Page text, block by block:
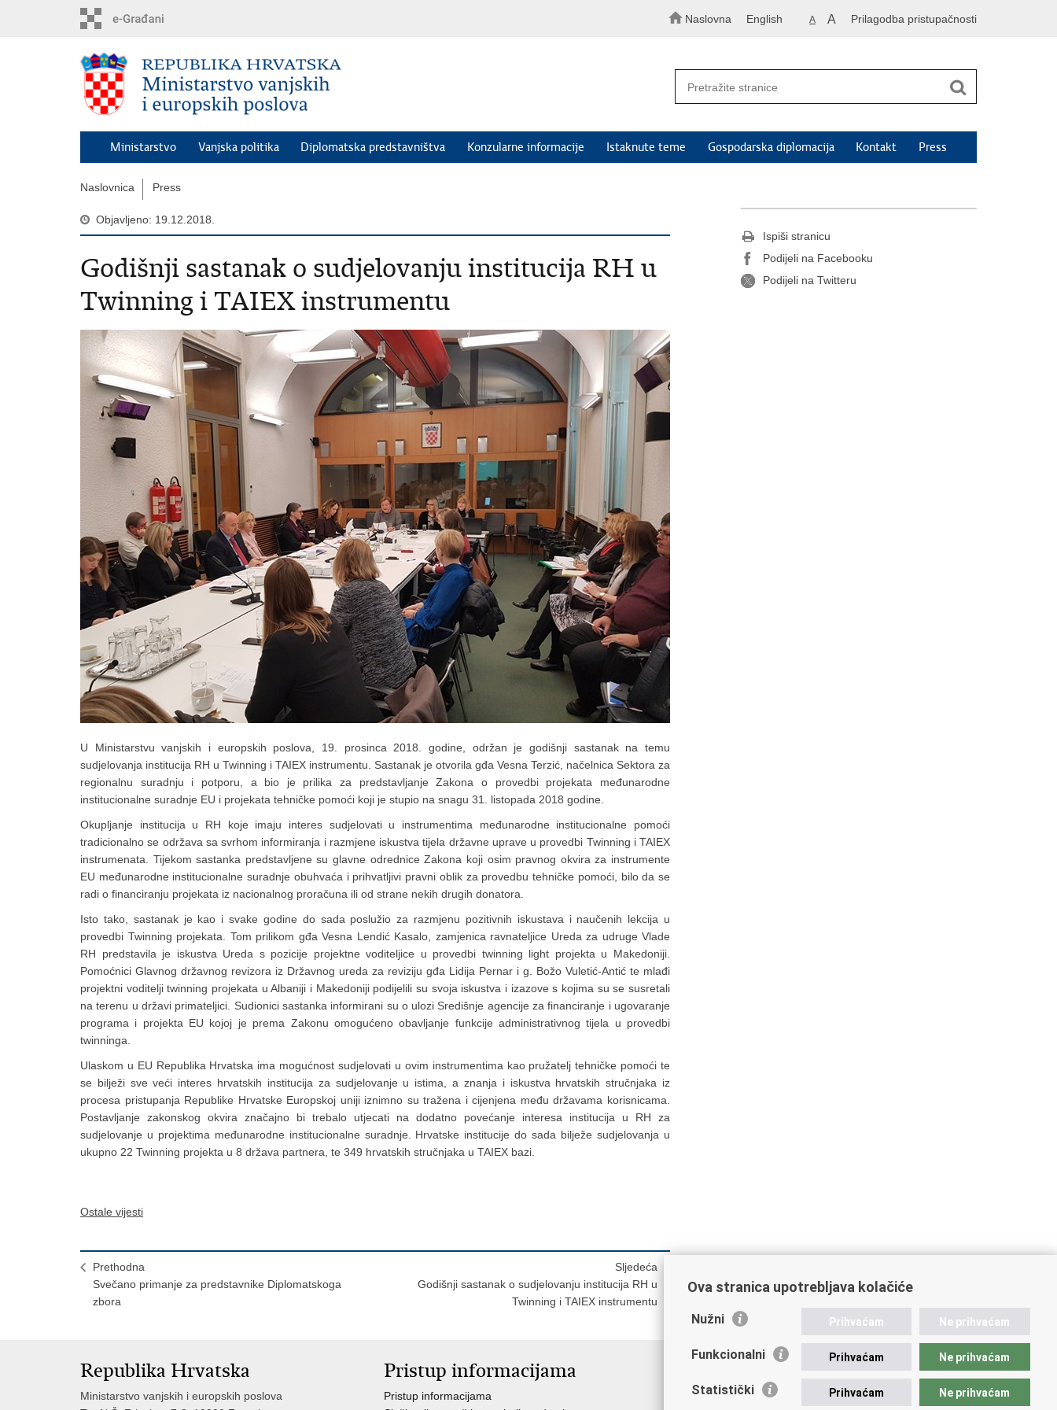
Naslovna English A A Prilagodba pristupačnosti
Ministarstvo Vanjska politika Diplomatska predstavništva Konzularne informacije Istaknute teme Gospodarska diplomacija Kontakt Press
Naslovnica Press
Objavljeno: 19.12.2018.
Godišnji sastanak o sudjelovanju institucija RH u
Twinning i TAIEX instrumentu
U Ministarstvu vanjskih i europskih poslova, 19. prosinca 2018. godine, održan je godišnji sastanak na temu
sudjelovanja institucija RH u Twinning i TAIEX instrumentu. Sastanak je otvorila gđa Vesna Terzić, načelnica Sektora za
regionalnu suradnju i potporu, a bio je prilika za predstavljanje Zakona o provedbi projekata međunarodne
institucionalne suradnje EU i projekata tehničke pomoći koji je stupio na snagu 31. listopada 2018 godine.
Okupljanje institucija u RH koje imaju interes sudjelovati u instrumentima međunarodne institucionalne pomoći
tradicionalno se održava sa svrhom informiranja i razmjene iskustva tijela državne uprave u provedbi Twinning i TAIEX
instrumenata. Tijekom sastanka predstavljene su glavne odrednice Zakona koji osim pravnog okvira za instrumente
EU međunarodne institucionalne suradnje obuhvaća i prihvatljivi pravni oblik za provedbu tehničke pomoći, bilo da se
radi o financiranju projekata iz nacionalnog proračuna ili od strane nekih drugih donatora.
Isto tako, sastanak je kao i svake godine do sada poslužio za razmjenu pozitivnih iskustava i naučenih lekcija u
provedbi Twinning projekata. Tom prilikom gđa Vesna Lendić Kasalo, zamjenica ravnateljice Ureda za udruge Vlade
RH predstavila je iskustva Ureda s pozicije projektne voditeljice u provedbi twinning light projekta u Makedoniji.
Pomoćnici Glavnog državnog revizora iz Državnog ureda za reviziju gđa Lidija Pernar i g. Božo Vuletić-Antić te mlađi
projektni voditelji twinning projekata u Albaniji i Makedoniji podijelili su svoja iskustva i izazove s kojima su se susretali
na terenu u državi primateljici. Sudionici sastanka informirani su o ulozi Središnje agencije za financiranje i ugovaranje
programa i projekta EU kojoj je prema Zakonu omogućeno obavljanje funkcije administrativnog tijela u provedbi
twinninga.
Ulaskom u EU Republika Hrvatska ima mogućnost sudjelovati u ovim instrumentima kao pružatelj tehničke pomoći te
se bilježi sve veći interes hrvatskih institucija za sudjelovanje u istima, a znanja i iskustva hrvatskih stručnjaka iz
procesa pristupanja Republike Hrvatske Europskoj uniji iznimno su tražena i cijenjena među državama korisnicama.
Postavljanje zakonskog okvira značajno bi trebalo utjecati na dodatno povećanje interesa institucija u RH za
sudjelovanje u projektima međunarodne institucionalne suradnje. Hrvatske institucije do sada bilježe sudjelovanja u
ukupno 22 Twinning projekta u 8 država partnera, te 349 hrvatskih stručnjaka u TAIEX bazi.
Ostale vijesti
Prethodna
Svečano primanje za predstavnike Diplomatskoga
zbora
Sljedeća
Godišnji sastanak o sudjelovanju institucija RH u
Twinning i TAIEX instrumentu
Ispiši stranicu
Podijeli na Facebooku
Podijeli na Twitteru
Republika Hrvatska
Ministarstvo vanjskih i europskih poslova
Pristup informacijama
Pristup informacijama
Javna nabava u MVEP-u
Ova stranica upotrebljava kolačiće
Nužni Prihvaćam Ne prihvaćam
Funkcionalni Prihvaćam Ne prihvaćam
Statistički Prihvaćam Ne prihvaćam